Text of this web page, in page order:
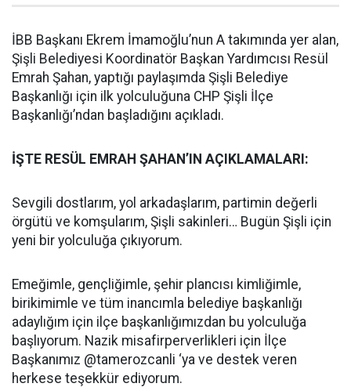
İBB Başkanı Ekrem İmamoğlu’nun A takımında yer alan,
Şişli Belediyesi Koordinatör Başkan Yardımcısı Resül
Emrah Şahan, yaptığı paylaşımda Şişli Belediye
Başkanlığı için ilk yolculuğuna CHP Şişli İlçe
Başkanlığı’ndan başladığını açıkladı.
İŞTE RESÜL EMRAH ŞAHAN’IN AÇIKLAMALARI:
Sevgili dostlarım, yol arkadaşlarım, partimin değerli
örgütü ve komşularım, Şişli sakinleri… Bugün Şişli için
yeni bir yolculuğa çıkıyorum.
Emeğimle, gençliğimle, şehir plancısı kimliğimle,
birikimimle ve tüm inancımla belediye başkanlığı
adaylığım için ilçe başkanlığımızdan bu yolculuğa
başlıyorum. Nazik misafirperverlikleri için İlçe
Başkanımız @tamerozcanli ‘ya ve destek veren
herkese teşekkür ediyorum.